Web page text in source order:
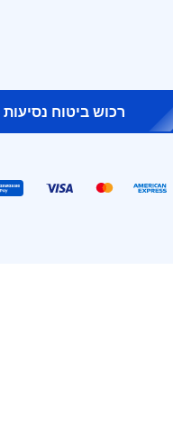
רכוש ביטוח נסיעות